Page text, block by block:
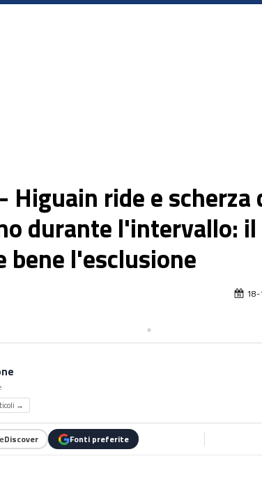
Higuain ride e scherza
durante l'intervallo:
bene l'esclusione
→
Discover Fonti preferite